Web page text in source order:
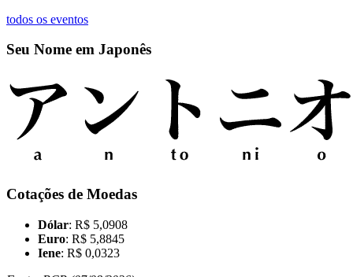
todos os eventos
Seu Nome em Japonês
Cotações de Moedas
Dólar: R$ 5,0908
Euro: R$ 5,8845
Iene: R$ 0,0323